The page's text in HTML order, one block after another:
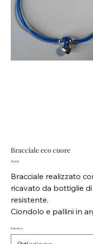
Bracciale eco cuore
Prezzo
18,00 €
Bracciale realizzato
ricavato da bottiglie
resistente.
Ciondolo e pallini in
Galvanica